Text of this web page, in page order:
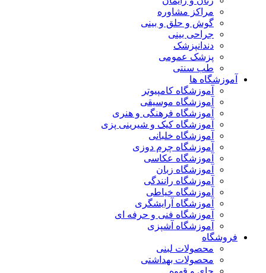
مراکز مشاوره
گوش و حلق و بینی
جراحی بینی
دندانپزشک
پزشک عمومی
طب سنتی
آموزشگاه ها
آموزشگاه کامپیوتر
آموزشگاه موسیقی
آموزشگاه فرهنگی و هنری
آموزشگاه کیک و شیرینی پزی
آموزشگاه خلبانی
آموزشگاه چرم دوزی
آموزشگاه عکاسی
آموزشگاه زبان
آموزشگاه رانندگی
آموزشگاه خیاطی
آموزشگاه آرایشگری
آموزشگاه فنی و حرفه ای
آموزشگاه آشپزی
فروشگاه
محصولات لبنی
محصولات بهداشتی